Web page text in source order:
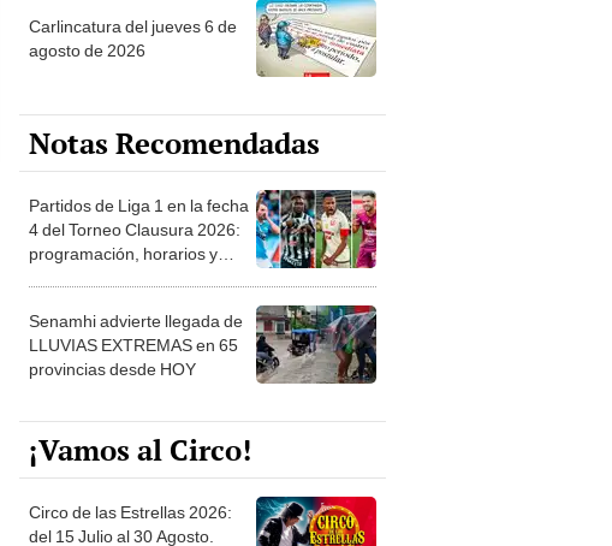
Carlincatura del jueves 6 de
agosto de 2026
Notas Recomendadas
Partidos de Liga 1 en la fecha
4 del Torneo Clausura 2026:
programación, horarios y
Senamhi advierte llegada de
LLUVIAS EXTREMAS en 65
provincias desde HOY
¡Vamos al Circo!
Circo de las Estrellas 2026:
del 15 Julio al 30 Agosto.